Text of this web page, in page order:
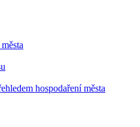
hospodaření města